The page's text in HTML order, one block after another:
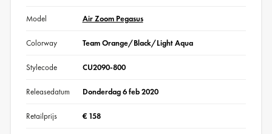
Model Air Zoom Pegasus
Colorway Team Orange/Black/Light Aqua
Stylecode CU2090-800
Releasedatum Donderdag 6 feb 2020
Retailprijs € 158